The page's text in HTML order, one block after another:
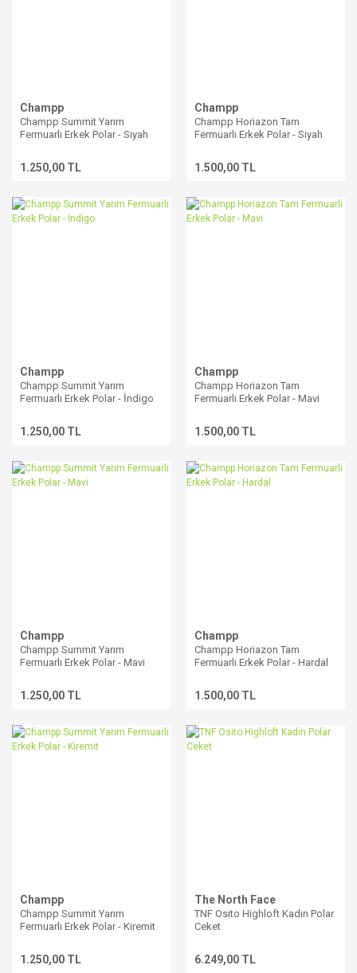
Champp
Champp Summit Yarım
Fermuarlı Erkek Polar - Siyah
1.250,00 TL
Champp
Champp Horiazon Tam
Fermuarlı Erkek Polar - Siyah
1.500,00 TL
Champp
Champp Summit Yarım
Fermuarlı Erkek Polar - İndigo
1.250,00 TL
Champp
Champp Horiazon Tam
Fermuarlı Erkek Polar - Mavi
1.500,00 TL
Champp
Champp Summit Yarım
Fermuarlı Erkek Polar - Mavi
1.250,00 TL
Champp
Champp Horiazon Tam
Fermuarlı Erkek Polar - Hardal
1.500,00 TL
Champp
Champp Summit Yarım
Fermuarlı Erkek Polar - Kiremit
1.250,00 TL
The North Face
TNF Osito Highloft Kadın Polar
Ceket
6.249,00 TL